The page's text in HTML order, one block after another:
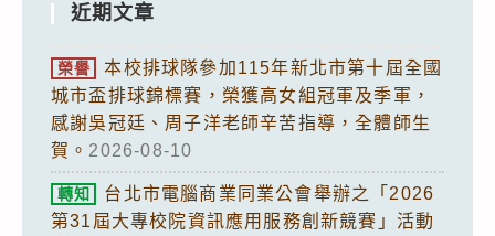
近期文章
榮譽
本校排球隊參加115年新北市第十屆全國
城市盃排球錦標賽，榮獲高女組冠軍及季軍，
感謝吳冠廷、周子洋老師辛苦指導，全體師生
賀。 2026-08-10
轉知
台北市電腦商業同業公會舉辦之「2026
第31屆大專校院資訊應用服務創新競賽」活動